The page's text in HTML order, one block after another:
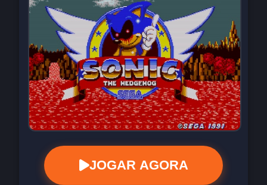
JOGAR AGORA